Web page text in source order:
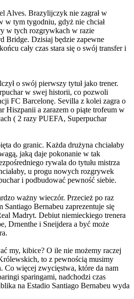
Alves. Brazylijczyk nie zagrał w
w tym tygodniu, gdyż nie chciał
w tych rozgrywkach w razie
Bridge. Dzisiaj będzie zapewne
cały czas stara się o swój transfer i
o swój pierwszy tytuł jako trener.
w swej historii, co pozwoli
FC Barcelonę. Sevilla z kolei zagra o
Hiszpanii a zarazem o piąte trofeum w
( 2 razy PUEFA, Superpuchar
do granic. Każda drużyna chciałaby
jaką daje pokonanie w tak
rywala do tytułu mistrza
u progu nowych rozgrywek
i podbudować pewność siebie.
ważny wieczór. Przecież po raz
Bernabeu zaprezentuje się
Madryt. Debiut niemieckiego trenera
Drnenthe i Sneijdera a być może
my, kibice? O ile nie możemy raczej
to z pewnością musimy
Co więcej zwycięstwa, które da nam
sparingami, nadchodzi czas
na Estadio Santiago Bernabeu wyda